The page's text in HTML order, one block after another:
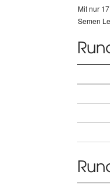
Mit nur
Semen